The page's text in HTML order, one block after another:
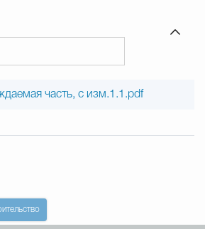
часть, с изм.1.1.pdf